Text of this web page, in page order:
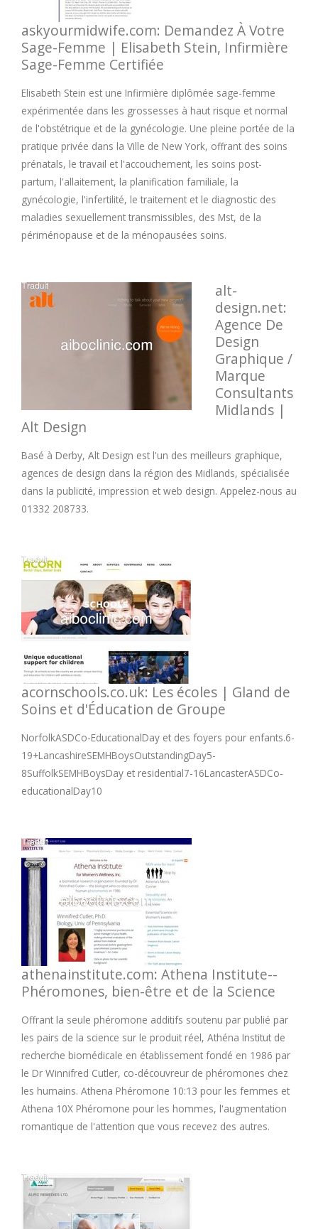
askyourmidwife.com: Demandez À Votre
Sage-Femme | Elisabeth Stein, Infirmière
Sage-Femme Certifiée
Elisabeth Stein est une Infirmière diplômée sage-femme
expérimentée dans les grossesses à haut risque et normal
de l'obstétrique et de la gynécologie. Une pleine portée de la
pratique privée dans la Ville de New York, offrant des soins
prénatals, le travail et l'accouchement, les soins post-
partum, l'allaitement, la planification familiale, la
gynécologie, l'infertilité, le traitement et le diagnostic des
maladies sexuellement transmissibles, des Mst, de la
périménopause et de la ménopausées soins.
alt-
design.net:
Agence De
Design
Graphique /
Marque
Consultants
Midlands |
Alt Design
Basé à Derby, Alt Design est l'un des meilleurs graphique,
agences de design dans la région des Midlands, spécialisée
dans la publicité, impression et web design. Appelez-nous au
01332 208733.
acornschools.co.uk: Les écoles | Gland de
Soins et d'Éducation de Groupe
NorfolkASDCo-EducationalDay et des foyers pour enfants.6-
19+LancashireSEMHBoysOutstandingDay5-
8SuffolkSEMHBoysDay et residential7-16LancasterASDCo-
educationalDay10
athenainstitute.com: Athena Institute--
Phéromones, bien-être et de la Science
Offrant la seule phéromone additifs soutenu par publié par
les pairs de la science sur le produit réel, Athéna Institut de
recherche biomédicale en établissement fondé en 1986 par
le Dr Winnifred Cutler, co-découvreur de phéromones chez
les humains. Athena Phéromone 10:13 pour les femmes et
Athena 10X Phéromone pour les hommes, l'augmentation
romantique de l'attention que vous recevez des autres.